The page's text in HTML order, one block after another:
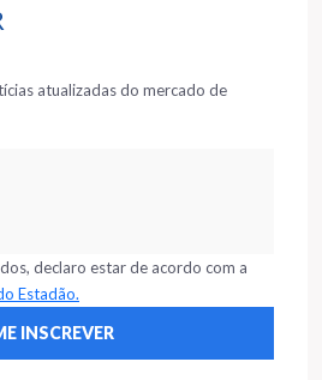
atualizadas do mercado de
declaro estar de acordo com a
Estadão.